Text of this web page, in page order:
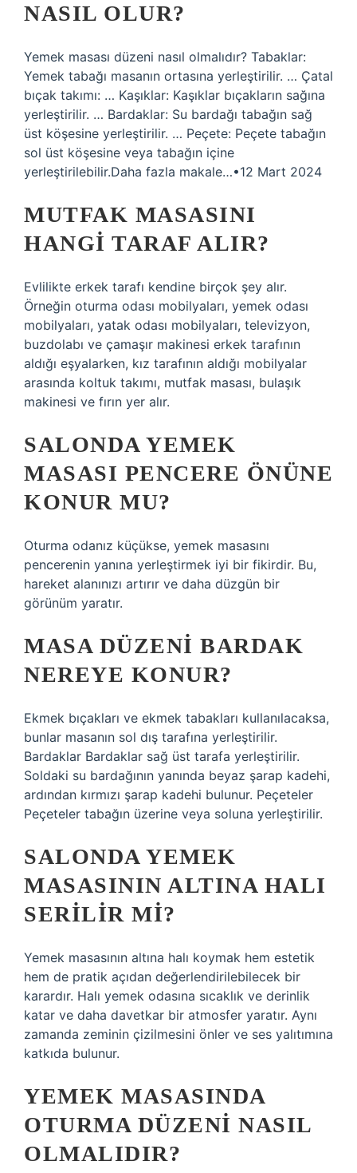
NASIL OLUR?
Yemek masası düzeni nasıl olmalıdır? Tabaklar:
Yemek tabağı masanın ortasına yerleştirilir. … Çatal
bıçak takımı: … Kaşıklar: Kaşıklar bıçakların sağına
yerleştirilir. … Bardaklar: Su bardağı tabağın sağ
üst köşesine yerleştirilir. … Peçete: Peçete tabağın
sol üst köşesine veya tabağın içine
yerleştirilebilir.Daha fazla makale…•12 Mart 2024
MUTFAK MASASINI
HANGI TARAF ALIR?
Evlilikte erkek tarafı kendine birçok şey alır.
Örneğin oturma odası mobilyaları, yemek odası
mobilyaları, yatak odası mobilyaları, televizyon,
buzdolabı ve çamaşır makinesi erkek tarafının
aldığı eşyalarken, kız tarafının aldığı mobilyalar
arasında koltuk takımı, mutfak masası, bulaşık
makinesi ve fırın yer alır.
SALONDA YEMEK
MASASI PENCERE ÖNÜNE
KONUR MU?
Oturma odanız küçükse, yemek masasını
pencerenin yanına yerleştirmek iyi bir fikirdir. Bu,
hareket alanınızı artırır ve daha düzgün bir
görünüm yaratır.
MASA DÜZENI BARDAK
NEREYE KONUR?
Ekmek bıçakları ve ekmek tabakları kullanılacaksa,
bunlar masanın sol dış tarafına yerleştirilir.
Bardaklar Bardaklar sağ üst tarafa yerleştirilir.
Soldaki su bardağının yanında beyaz şarap kadehi,
ardından kırmızı şarap kadehi bulunur. Peçeteler
Peçeteler tabağın üzerine veya soluna yerleştirilir.
SALONDA YEMEK
MASASININ ALTINA HALI
SERILIR MI?
Yemek masasının altına halı koymak hem estetik
hem de pratik açıdan değerlendirilebilecek bir
karardır. Halı yemek odasına sıcaklık ve derinlik
katar ve daha davetkar bir atmosfer yaratır. Aynı
zamanda zeminin çizilmesini önler ve ses yalıtımına
katkıda bulunur.
YEMEK MASASINDA
OTURMA DÜZENI NASIL
OLMALIDIR?